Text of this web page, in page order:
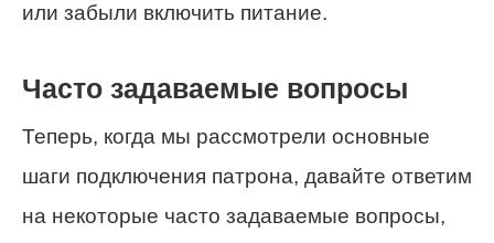
или забыли включить питание.
Часто задаваемые вопросы
Теперь, когда мы рассмотрели основные
шаги подключения патрона, давайте ответим
на некоторые часто задаваемые вопросы,